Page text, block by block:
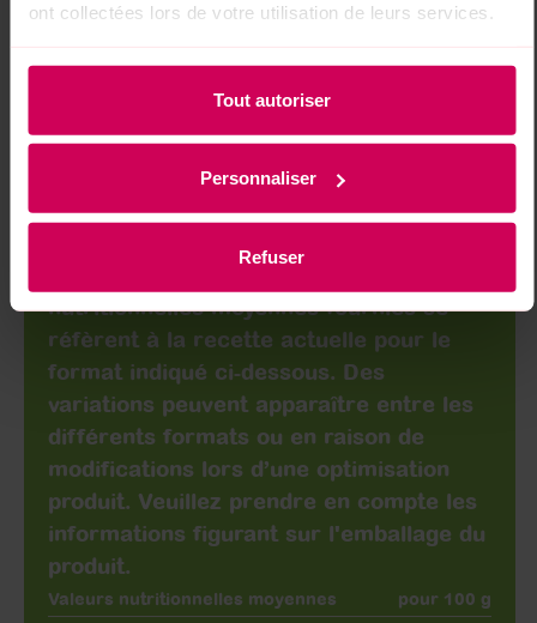
ont collectées lors de votre utilisation de leurs services.
Tout autoriser
Personnaliser
Refuser
glucose ; amidon de maïs ; acidifiants :
calcium, malate de sodium ; colorants
alimentaires (cassis, carotte noire, radis
rouge, raisin rouge, cerise, carthame,
curcuma, spiruline) ; arômes.
nutritionnelles moyennes fournies se
réfèrent à la recette actuelle pour le
format indiqué ci-dessous. Des
variations peuvent apparaître entre les
différents formats ou en raison de
modifications lors d’une optimisation
produit. Veuillez prendre en compte les
informations figurant sur l'emballage du
produit.
Valeurs nutritionnelles moyennes
pour 100 g